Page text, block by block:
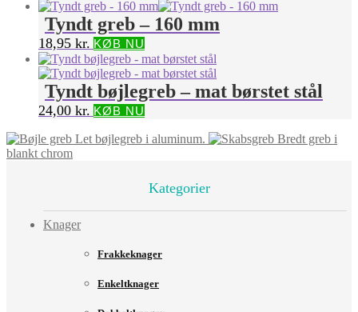
Tyndt greb – 160 mm
18,95 kr. KØB NU
Tyndt bøjlegreb – mat børstet stål
24,00 kr. KØB NU
Let bøjlegreb i aluminum.
Bredt greb i
blankt chrom
Kategorier
Knager
Frakkeknager
Enkeltknager